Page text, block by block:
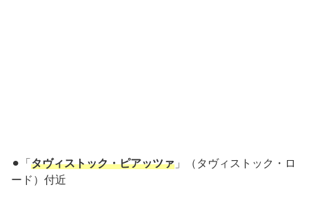
⚫︎「 タヴィストック・ピアッツァ 」（タヴィストック・ロ
ード）付近